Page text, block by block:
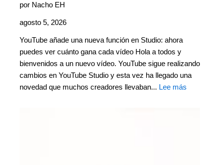
por Nacho EH
agosto 5, 2026
YouTube añade una nueva función en Studio: ahora
puedes ver cuánto gana cada vídeo Hola a todos y
bienvenidos a un nuevo vídeo. YouTube sigue realizando
cambios en YouTube Studio y esta vez ha llegado una
novedad que muchos creadores llevaban... Lee más